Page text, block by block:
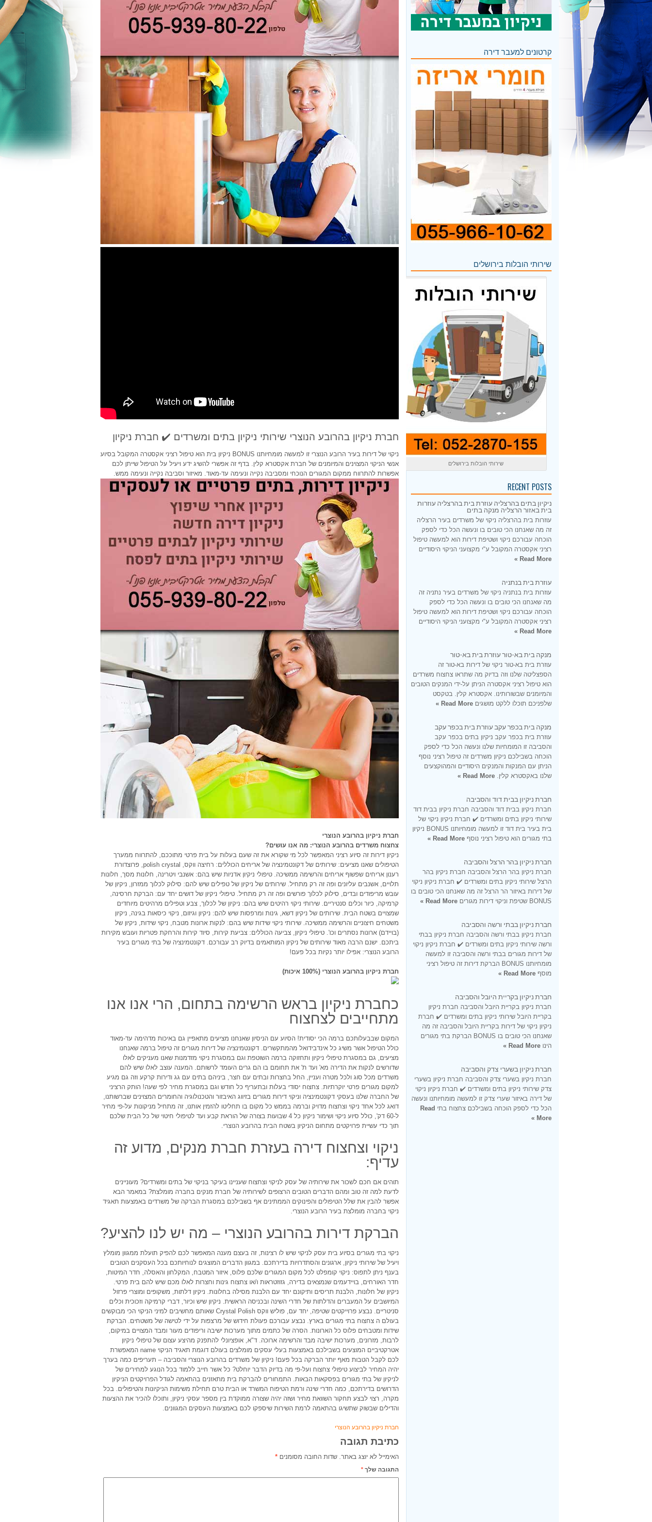
חברת ניקיון בהרובע הנוצרי שירותי ניקיון בתים ומשרדים ✔️ חברת ניקיון
ניקוי של דירות בעיר הרובע הנוצרי זו למעשה מומחיותנו BONUS ניקיון בית הוא טיפול רציני אקסטרה המקובל בסיוע
אנשי הניקוי המצוינים והמיומנים של חברת אקסטרא קלין. בדף זה אפשרי להשיג ידע ויעיל על הטיפול שייתן לכם
אפשרות להתרווח ממקום המגורים הנוכחי ומסביבה נקייה ונעימה עד-מאוד. מאיזור וסביבה נקייה ונעימה ממש.
חברת ניקיון בהרובע הנוצרי
צחצוח משרדים בהרובע הנוצרי: מה אנו עושים?
ניקיון דירות זה סיוע רציני המאפשר לכל מי שקורא את זה שעם בעלות על בית פרטי מתוככם, להתרווח ממערך
הטיפולים שאנו מציעים: שירותים של דקונטמינציה של אריחים הכוללים: רחיצה ווקס, polish crystal, פרוצדורת
רענון אריחים שפשוף אריחים והרשימה ממשיכה. טיפולי ניקיון אדניות שיש בהם: אשנבי ויטרינה, חלונות מסך, חלונות
תלויים, אשנבים עליונים ופה זה רק מתחיל. שירותים של ניקיון של טפילים שיש להם: סילוק לכלוך ממזרון, ניקיון של
עובש מריפודים ובדים, סילוק לכלוך פורשים ופה זה רק מתחיל. טיפולי ניקיון של דושים יחד עם: הברקת חרסינה,
קרמיקה, כיור וכלים סנטיריים. שירותי ניקוי רהיטים שיש בהם: ניקיון של לכלוך, צבע וטפילים מרהיטים מיוחדים
שמצויים בשטח הבית. שירותים של ניקיון דשא, גינות ומרפסות שיש להם: ניקיון וגיזום, ניקוי כיסאות בגינה, ניקיון
משטחים חיצוניים והרשימה ממשיכה. שירותי ניקוי שידות שיש בהם: לנקות ארונות מטבח, ניקוי שידות, ניקיון של
(בויידם) ארונות נסתרים וכו'. טיפולי ניקיון, צביעה הכוללים: צביעת קירות, סיוד קירות והרחקת פטריות ועובש מקירות
ביתכם. ישנם הרבה מאוד שירותים של ניקיון המותאמים בדיוק רב עבורכם. דקונטמינציה של בתי מגורים בעיר
הרובע הנוצרי: אפילו יותר נקיות בכל פעם!
חברת ניקיון בהרובע הנוצרי (100% איכות)
כחברת ניקיון בראש הרשימה בתחום, הרי אנו אנו
מתחייבים לצחצוח
המקום שבבעלותכם ברמה הכי יסודית! הסיוע עם הניסיון שאנחנו מציעים מתאפיין גם באיכות מדהימה עד-מאוד
כולל הטיפול אשר משיג כל אינדבידואל מהמתקשרים. דקונטמינציה של דירות מגורים זה טיפול ברמה שאנחנו
מציעים, גם במסגרת טיפולי ניקיון ותחזוקה ברמה השוטפת וגם במסגרת ניקוי מזדמנות שאנו מעניקים לאלו
שדורשים לנקות את הדירה מא' ועד ת' את תחומם בו הם גרים העומד לרשותם. המענה עוצב לאלו שיש להם
משרדים מכל סוג ולכל מטרה ועניין, החל בחצרות ובתים עם חצר, ביניהם בתים עם גג ודירות קרקע וזה גם מגיע
למקום מגורים פרטי יוקרתיות. צחצוח יסודי בעלות ובתעריף כל חודש וגם במסגרת מחיר לפי שעה! הותק הרציני
של החברה שלנו בעסקי דקונטמינציה וניקוי דירות מגורים בזיווג האיבזור והטכנולוגיה והחומרים המצוינים שברשותנו,
דואג לכל אחד ניקוי וצחצוח מדויק וברמה בממש כל מקום בו תחליטו להזמין אותנו, זה מתחיל מניקונות על-פי מחיר
ל-60 דק', כולל סיוע ניקוי ושימור ניקיון כל 4 שבועות בצורה של הוראת קבע ועד לטיפולי חיטוי של כל הבית שלכם
תוך כדי עשיית פרויקטים מתחום הניקיון בשטח הבית בהרובע הנוצרי.
ניקוי וצחצוח דירה בעזרת חברת מנקים, מדוע זה
עדיף:
תוהים אם חכם לשכור את שירותיה של עסק לניקוי וצחצוח שעניינו בעיקר בניקוי של בתים ומשרדים? מעוניינים
לדעת למה זה טוב ומהם הדברים הטובים הרצופים לשירותיה של חברת מנקים בחברה מומלצת? במאמר הבא
אפשר להבין את שלל הטיפולים והפינוקים הממתינים אף בשבילכם במסגרת הברקה של משרדים באמצעות תאגיד
ניקוי בחברה מומלצת בעיר הרובע הנוצרי.
הברקת דירות בהרובע הנוצרי – מה יש לנו להציע?
ניקוי בתי מגורים בסיוע בית עסק לניקוי שיש לו רצינות, זה בעצם מענה המאפשר לכם להפיק תועלת ממגוון מומלץ
ויעיל של שירותי ניקיון, ארגונים והסתדרויות בדירתכם. במגוון הדברים המוצגים לנוחיותכם בכל העסקנים הטובים
בענף ניתן לתפוס: ניקוי קומפלט לכל מקום המגורים שלכם פלוס, איזור המטבח, המקלחון והאסלה, חדר המיטות,
חדר האורחים, בויידעמים שנמצאים בדירה, גזוזטראות ו/או צחצוח גינות וחצרות לאלו מכם שיש להם בית פרטי.
ניקיון של חלונות, הלבנת תריסים ותיקונם יחד עם הלבנת מסילה בחלונות. ניקיון דלתות, משקופים ומוצרי פרזול
המיושבים על המעברים והדלתות של חדרי השינה ובכניסה הראשית. ניקיון שיש וכיור, דברי קרמיקה וזכוכית וכלים
סניטריים. נבצע פרוייקטים שטיפה, יחד עם, פוליש ווקס Crystal Polish שאותם מחשיבים למיני הניקוי הכי מבוקשים
בעולם ה צחצוח בתי מגורים בארץ. נבצע עבורכם פעולת חידוש של מרצפות על ידי לטישה של משטחים. הברקת
שידות ומטבחים פלוס כל הארונות. הסרה של כתמים מתוך מערכות ישיבה וריפודים מעור ומבד המצויים במיקום,
לרבות, מזרונים, מערכות ישיבה מבד והרשימה ארוכה. ד"א, אופציונלי להתפנק מהיצע עצום של טיפולי ניקיון
אטרקטיביים המוצעים בשבילכם באמצעות בעלי עסקים מומלצים בעולם דוגמת תאגיד הניקוי name המאפשרת
לכם לקבל הטבות מאף יותר הברקה בכל פעם! ניקיון של משרדים בהרובע הנוצרי והסביבה – תעריפים כמה בערך
יהיה המחיר לביצוע טיפולי צחצוח ועל-פי מה בדיוק הדבר יוחלט? כל אשר חייב ללמוד בכל הנוגע למחירים של
לניקיון של בתי מגורים בפסקאות הבאות. התמחורים להברקת בית מתאזנים בהתאמה לגודל הפרויקטים הניקיון
הדרושים בדירתכם, כמה חדרי שינה ורמת הטיפוח המשרד או הבית טרם תחילת משימות הניקיונות והטיפולים. בכל
מקרה, רצוי לבצע תחקור השוואת מחיר ושזה יהיה שצורה ממוקדת בין מספר עסקי ניקיון, ותוכלו להכיר את ההצעות
והדילים שבשוק שתשיגו בהתאמה לרמת השירות שיספקו לכם באמצעות העסקים המגוונים.
חברת ניקיון בהרובע הנוצרי
כתיבת תגובה
האימייל לא יוצג באתר. שדות החובה מסומנים *
התגובה שלך *
קרטונים למעבר דירה
שירותי הובלות בירושלים
שירותי הובלות בירושלים
RECENT POSTS
ניקיון בתים בהרצליה עוזרת בית בהרצליה עוזרות
בית באזור הרצליה מנקה בתים
עוזרות בית בהרצליה ניקוי של משרדים בעיר הרצליה
זה מה שאנחנו הכי טובים בו ונעשה הכל כדי לספק
הוכחה עבורכם ניקוי ושטיפת דירות הוא למעשה טיפול
רציני אקסטרה המקובל ע"י מקצועני הניקוי היסודיים
Read More »
עוזרת בית בנתניה
עוזרות בית בנתניה ניקוי של משרדים בעיר נתניה זה
מה שאנחנו הכי טובים בו ונעשה הכל כדי לספק
הוכחה עבורכם ניקוי ושטיפת דירות הוא למעשה טיפול
רציני אקסטרה המקובל ע"י מקצועני הניקוי היסודיים
Read More »
מנקה בית בא-טור עוזרת בית בא-טור
עוזרת בית בא-טור ניקוי של דירות בא-טור זה
הספצליטה שלנו וזה בדיוק מה שתראו צחצוח משרדים
הוא טיפול רציני אקסטרה הניתן על-ידי המנקים הטובים
והמיומנים שבשורותינו. אקסטרא קלין. בטקסט
שלפניכם תוכלו ללקט מושגים Read More »
מנקה בית בכפר עקב עוזרת בית בכפר עקב
עוזרת בית בכפר עקב ניקיון בתים בכפר עקב
והסביבה זו המומחיות שלנו ונעשה הכל כדי לספק
הוכחה בשבילכם ניקיון משרדים זה טיפול רציני נוסף
הניתן עם המנקות והמנקים היסודיים והמהוקצעים
שלנו באקסטרא קלין. Read More »
חברת ניקיון בבית דוד והסביבה
חברת ניקיון בבית דוד והסביבה חברת ניקיון בבית דוד
שירותי ניקיון בתים ומשרדים ✔️ חברת ניקיון ניקוי של
בית בעיר בית דוד זו למעשה מומחיותנו BONUS ניקיון
בתי מגורים הוא טיפול רציני נוסף Read More »
חברת ניקיון בהר הרצל והסביבה
חברת ניקיון בהר הרצל והסביבה חברת ניקיון בהר
הרצל שירותי ניקיון בתים ומשרדים ✔️ חברת ניקיון ניקוי
של דירות באיזור הר הרצל זה מה שאנחנו הכי טובים בו
BONUS שטיפת וניקוי דירות מגורים
Read More »
חברת ניקיון בבתי ורשה והסביבה
חברת ניקיון בבתי ורשה והסביבה חברת ניקיון בבתי
ורשה שירותי ניקיון בתים ומשרדים ✔️ חברת ניקיון ניקוי
של דירות מגורים בבתי ורשה והסביבה זו למעשה
מומחיותנו BONUS הברקת דירות זה טיפול רציני
מוסף Read More »
חברת ניקיון בקריית היובל והסביבה
חברת ניקיון בקריית היובל והסביבה חברת ניקיון
בקריית היובל שירותי ניקיון בתים ומשרדים ✔️ חברת
ניקיון ניקוי של דירות בקריית היובל והסביבה זה מה
שאנחנו הכי טובים בו BONUS הברקת בתי מגורים
הינו Read More »
חברת ניקיון בשערי צדק והסביבה
חברת ניקיון בשערי צדק והסביבה חברת ניקיון בשערי
צדק שירותי ניקיון בתים ומשרדים ✔️ חברת ניקיון ניקוי
של דירה באיזור שערי צדק זו למעשה מומחיותנו ונעשה
הכל כדי לספק הוכחה בשבילכם צחצוח בתי Read
More »